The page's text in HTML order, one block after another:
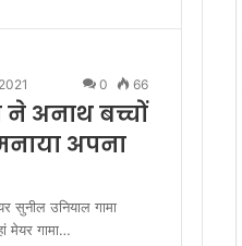
0 66
अनाथ बच्चों
अपना
सुनील उनियाल गामा
मेयर गामा…